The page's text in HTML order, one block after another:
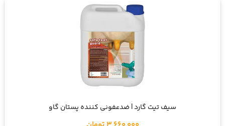
سیف تیت گارد | ضدعفونی کننده پستان گاو